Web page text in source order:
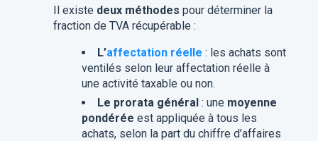
Il existe deux méthodes pour déterminer la
fraction de TVA récupérable :
L’affectation réelle : les achats sont
ventilés selon leur affectation réelle à
une activité taxable ou non.
Le prorata général: une moyenne
pondérée est appliquée à tous les
achats, selon la part du chiffre d’affaires